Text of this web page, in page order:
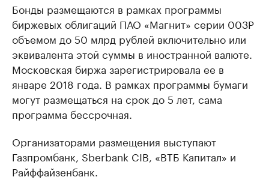
Бонды размещаются в рамках программы
биржевых облигаций ПАО «Магнит» серии 003Р
объемом до 50 млрд рублей включительно или
эквивалента этой суммы в иностранной валюте.
Московская биржа зарегистрировала ее в
январе 2018 года. В рамках программы бумаги
могут размещаться на срок до 5 лет, сама
программа бессрочная.
Организаторами размещения выступают
Газпромбанк, Sberbank CIB, «ВТБ Капитал» и
Райффайзенбанк.